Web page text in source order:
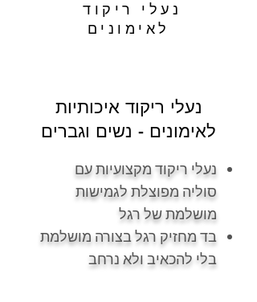
נעלי ריקוד
לאימונים
נעלי ריקוד איכותיות
לאימונים - נשים וגברים
נעלי ריקוד מקצועיות עם
סוליה מפוצלת לגמישות
מושלמת של רגל
בד מחזיק רגל בצורה מושלמת
בלי להכאיב ולא נרחב